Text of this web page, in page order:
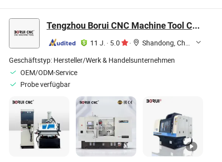
horizontale CNC-
Fräsmaschine
Vmc650/Vmc850/Vmc855/Vmc1160/Vmc1370/1580
für die
Metallbearbeitung
Werkzeugen zum
3 Achse 4 Achse 5
und Drehmaschine
Tengzhou Borui CNC Machine Tool Co., Ltd.
11 J. · 5.0 ·
Shandong, China
Geschäftstyp: Hersteller/Werk & Handelsunternehmen
OEM/ODM-Service
Probe verfügbar